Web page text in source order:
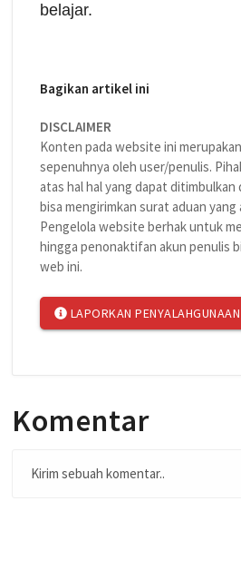
belajar.
Bagikan artikel ini
DISCLAIMER
Konten pada website ini
sepenuhnya oleh user/penulis.
atas hal hal yang dapat
bisa mengirimkan surat aduan
Pengelola website berhak untuk
hingga penonaktifan akun penulis
web ini.
LAPORKAN PENYALAHGUNAAN
Komentar
Kirim sebuah komentar..